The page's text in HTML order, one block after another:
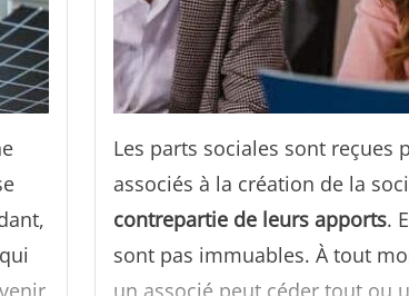
Les parts sociales sont reçues
associés à la création de la
contrepartie de leurs apports.
sont pas immuables. À tout
un associé peut céder tout ou